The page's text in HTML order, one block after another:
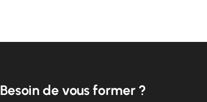
Besoin de vous former ?